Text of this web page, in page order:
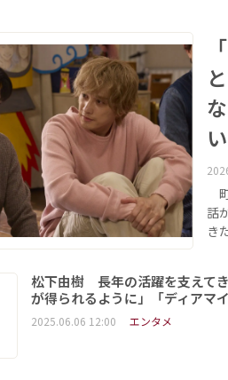
話
き
松下由樹 長年の活躍を支えて
が得られるように」「ディアマ
2025.06.06 12:00 エンタメ